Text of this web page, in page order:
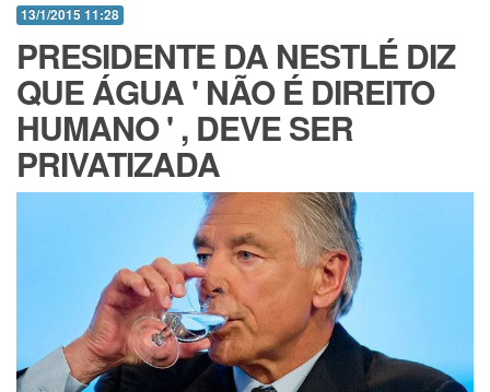
13/1/2015 11:28
PRESIDENTE DA NESTLÉ DIZ
QUE ÁGUA ' NÃO É DIREITO
HUMANO ' , DEVE SER
PRIVATIZADA